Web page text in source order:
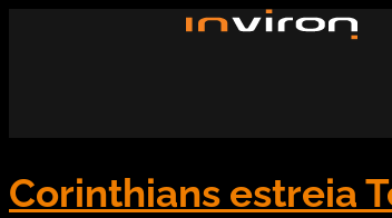
Corinthians estreia